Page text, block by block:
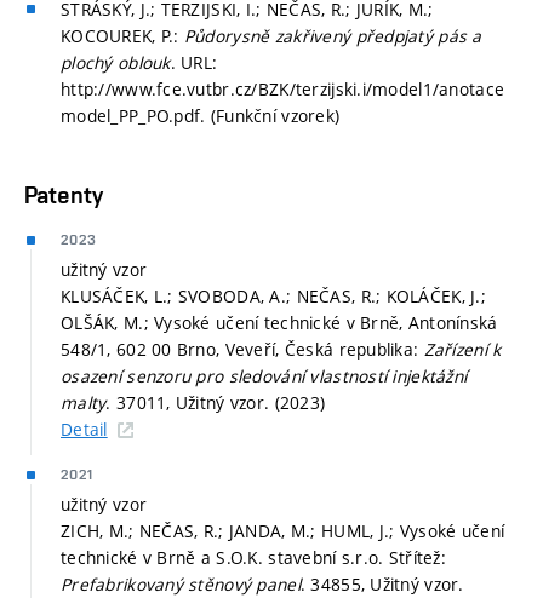
STRÁSKÝ, J.; TERZIJSKI, I.; NEČAS, R.; JURÍK, M.;
KOCOUREK, P.: Půdorysně zakřivený předpjatý pás a
plochý oblouk. URL:
http://www.fce.vutbr.cz/BZK/terzijski.i/model1/anotace
model_PP_PO.pdf. (Funkční vzorek)
Patenty
2023
užitný vzor
KLUSÁČEK, L.; SVOBODA, A.; NEČAS, R.; KOLÁČEK, J.;
OLŠÁK, M.; Vysoké učení technické v Brně, Antonínská
548/1, 602 00 Brno, Veveří, Česká republika: Zařízení k
osazení senzoru pro sledování vlastností injektážní
malty. 37011, Užitný vzor. (2023)
Detail
2021
užitný vzor
ZICH, M.; NEČAS, R.; JANDA, M.; HUML, J.; Vysoké učení
technické v Brně a S.O.K. stavební s.r.o. Střítež:
Prefabrikovaný stěnový panel. 34855, Užitný vzor.